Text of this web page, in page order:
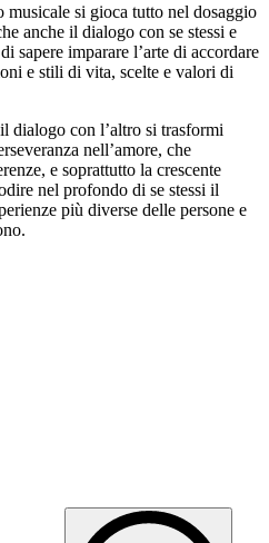
musicale si gioca tutto nel dosaggio
anche il dialogo con se stessi e
sapere imparare l’arte di accordare
e stili di vita, scelte e valori di
dialogo con l’altro si trasformi
nell’amore, che
e soprattutto la crescente
nel profondo di se stessi il
più diverse delle persone e